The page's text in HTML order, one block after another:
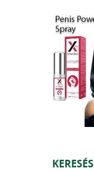
KERESÉS